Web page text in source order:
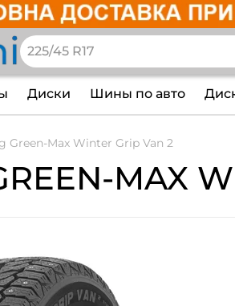
Диски Шины по авто
Green-Max Winter Grip Van 2
MAX